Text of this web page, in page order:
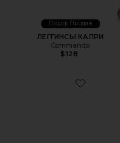
Лидер Продаж
ЛЕГГИНСЫ КАПРИ
Commando
$128
Favorite